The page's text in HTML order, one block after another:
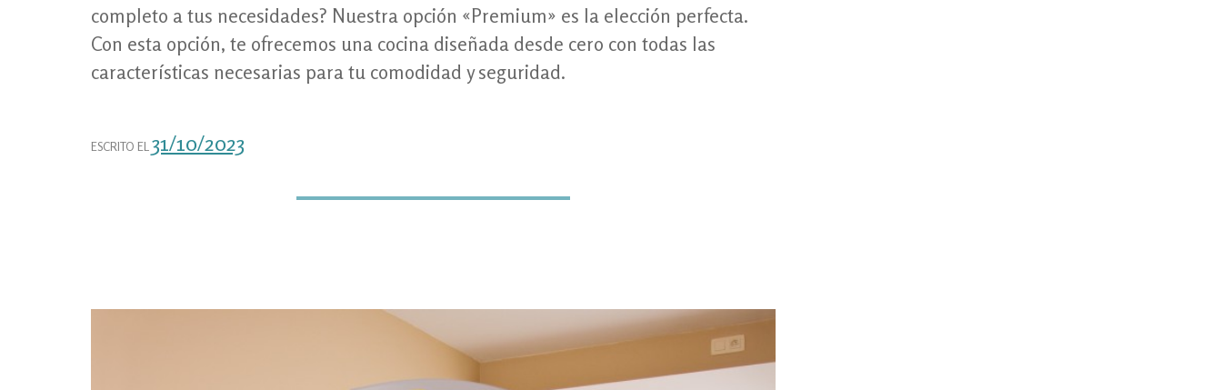
completo a tus necesidades? Nuestra opción «Premium» es la elección perfecta.
Con esta opción, te ofrecemos una cocina diseñada desde cero con todas las
características necesarias para tu comodidad y seguridad.
ESCRITO EL 31/10/2023